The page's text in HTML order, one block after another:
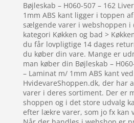
Bøjleskab – H060-507 – 162
1mm ABS kant ligger i toppen
sælgende varer i webshoppen i
kategori Køkken og bad >
du får lovpligtige 14 dages
du køber din vare. Mange er
man køber din Bøjleskab –
– Laminat m/ 1mm ABS kant
HvidevareShoppen.dk, der har
varer i deres sortiment. Der er
shoppen og i det store udvalg
efter lækre varer, som jo fx kan